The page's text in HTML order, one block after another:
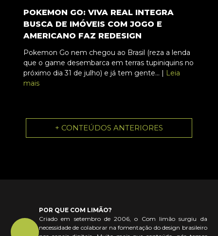
POKEMON GO: VIVA REAL INTEGRA
BUSCA DE IMÓVEIS COM JOGO E
AMERICANO FAZ REDESIGN
Pokemon Go nem chegou ao Brasil (reza a lenda
que o game desembarca em terras tupiniquins no
próximo dia 31 de julho) e já tem gente... | Leia
mais
+ CONTEÚDOS ANTERIORES
POR QUE COM LIMÃO?
Criado em setembro de 2006, o Com limão surgiu da
necessidade de colaborar na fomentação do design brasileiro